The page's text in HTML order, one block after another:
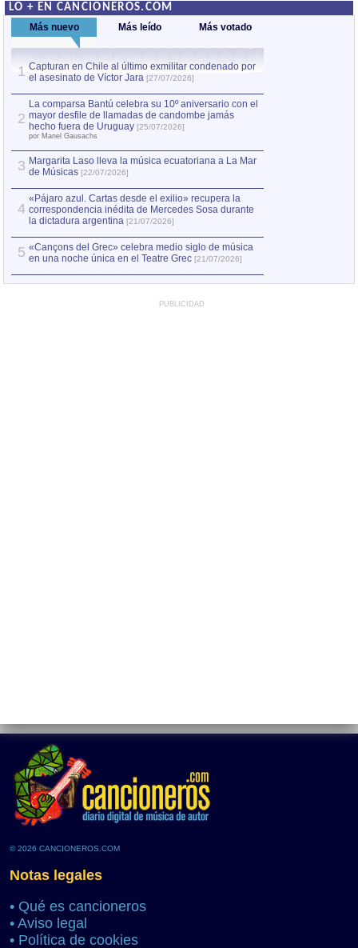
LO + EN CANCIONEROS.COM
Más nuevo Más leído Más votado
1 Capturan en Chile al último exmilitar condenado por
el asesinato de Víctor Jara [27/07/2026]
2
La comparsa Bantú celebra su 10º aniversario con el
mayor desfile de llamadas de candombe jamás
hecho fuera de Uruguay [25/07/2026]
por Manel Gausachs
3 Margarita Laso lleva la música ecuatoriana a La Mar
de Músicas [22/07/2026]
4
«Pájaro azul. Cartas desde el exilio» recupera la
correspondencia inédita de Mercedes Sosa durante
la dictadura argentina [21/07/2026]
5 «Cançons del Grec» celebra medio siglo de música
en una noche única en el Teatre Grec [21/07/2026]
PUBLICIDAD
© 2026 CANCIONEROS.COM
Notas legales
• Qué es cancioneros
• Aviso legal
• Política de cookies